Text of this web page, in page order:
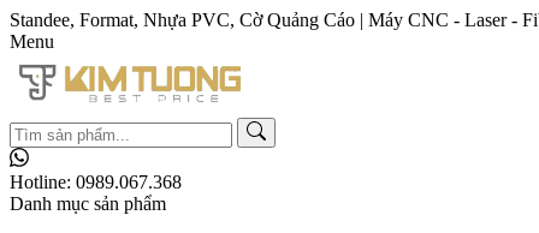
Standee, Format, Nhựa PVC, Cờ Quảng Cáo | Máy CNC - Laser -
Menu
Hotline: 0989.067.368
Danh mục sản phẩm